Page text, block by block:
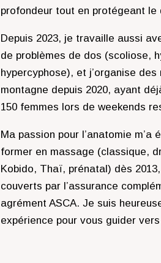
profondeur tout en protégeant le
Depuis 2023, je travaille aussi
de problèmes de dos (scoliose,
hypercyphose), et j’organise
montagne depuis 2020, ayant
150 femmes lors de weekends
Ma passion pour l’anatomie m’a
former en massage (classique,
Kobido, Thaï, prénatal) dès
couverts par l’assurance
agrément ASCA. Je suis
expérience pour vous guider